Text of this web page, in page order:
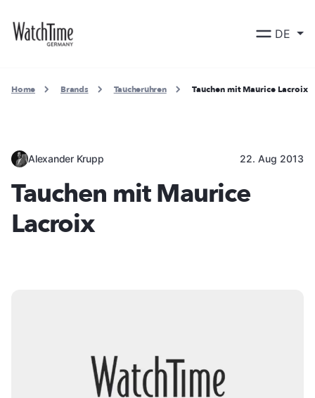
DE
Home Brands Taucheruhren Tauchen mit Maurice Lacroix
Alexander Krupp 22. Aug 2013
Tauchen mit Maurice
Lacroix